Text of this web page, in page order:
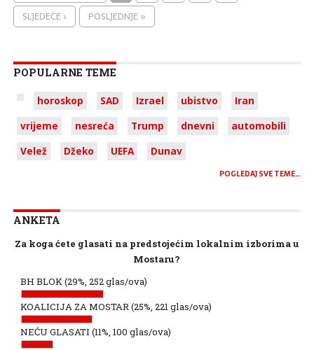
SLJEDEĆE ›
POSLJEDNJE »
POPULARNE TEME
horoskop SAD Izrael ubistvo
Iran
vrijeme
nesreća Trump dnevni
automobili
Velež
Džeko UEFA Dunav
POGLEDAJ SVE TEME…
ANKETA
Za koga ćete glasati na predstojećim lokalnim izborima u
Mostaru?
BH BLOK(29%, 252 glas/ova)
KOALICIJA ZA MOSTAR(25%, 221 glas/ova)
NEĆU GLASATI (11%, 100 glas/ova)